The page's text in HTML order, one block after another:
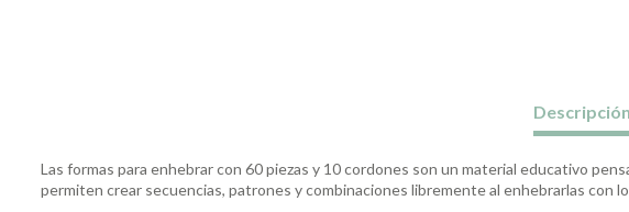
Descripción
Las formas para enhebrar con 60 piezas y 10 cordones son un material educativo
permiten crear secuencias, patrones y combinaciones libremente al enhebrarlas con